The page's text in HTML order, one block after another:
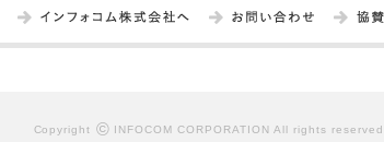
Copyright © INFOCOM CORPORATION All rights reserved.